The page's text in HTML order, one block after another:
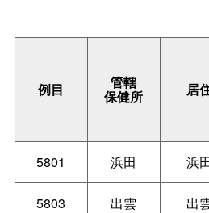
例目 管轄
保健所 居
5801 浜田 浜
5803 出雲 出